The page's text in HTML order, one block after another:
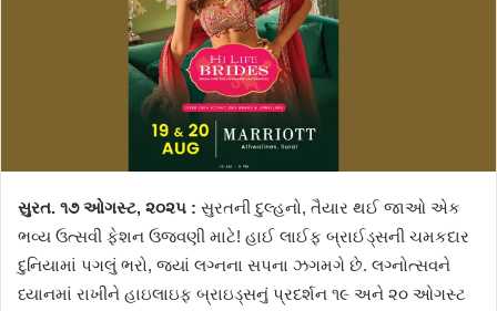
સુરત. ૧૭ ઓગસ્ટ, ૨૦૨૫ : સુરતની દુલ્હનો, તૈયાર થઈ જાઓ એક
ભવ્ય ઉત્સવી ફેશન ઉજવણી માટે! હાઈ લાઈફ બ્રાઈડ્સની ચમકદાર
દુનિયામાં પગલું ભરો, જ્યાં લગ્નના સપના ઝગમગે છે. લગ્નોત્સવને
ધ્યાનમાં રાખીને હાઇલાઇફ બ્રાઇડ્સનું પ્રદર્શન ૧૯ અને ૨૦ ઓગસ્ટ